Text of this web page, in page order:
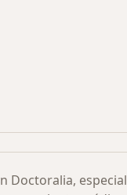
Doctoralia,